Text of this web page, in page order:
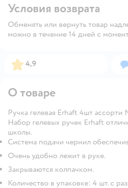
Условия возврата
Обменять или вернуть товар
можно в течение 14 дней с
Рейтинг:
4,9
О товаре
Ручка гелевая Erhaft 4шт ассорти
Набор гелевых ручек Erhaft
школы.
Система подачи чернил
Очень удобно лежит в руке.
Закрываются колпачком.
Количество в упаковке: 4 шт. с